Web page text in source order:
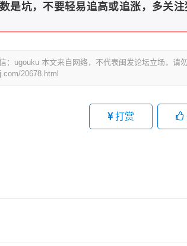
是坑，不要轻易追高或追涨，多关注
：ugouku 本文来自网络，不代表闽发论坛立场，请
20678.html
打赏